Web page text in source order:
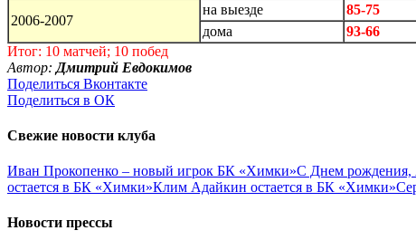
2006-2007
на выезде
85-75
дома
93-66
Итог: 10 матчей; 10 побед
Автор: Дмитрий Евдокимов
Поделиться Вконтакте
Поделиться в ОК
Свежие новости клуба
Иван Прокопенко – новый игрок БК «Химки»С Днем рождения,
остается в БК «Химки»Клим Адайкин остается в БК «Химки»
Новости прессы